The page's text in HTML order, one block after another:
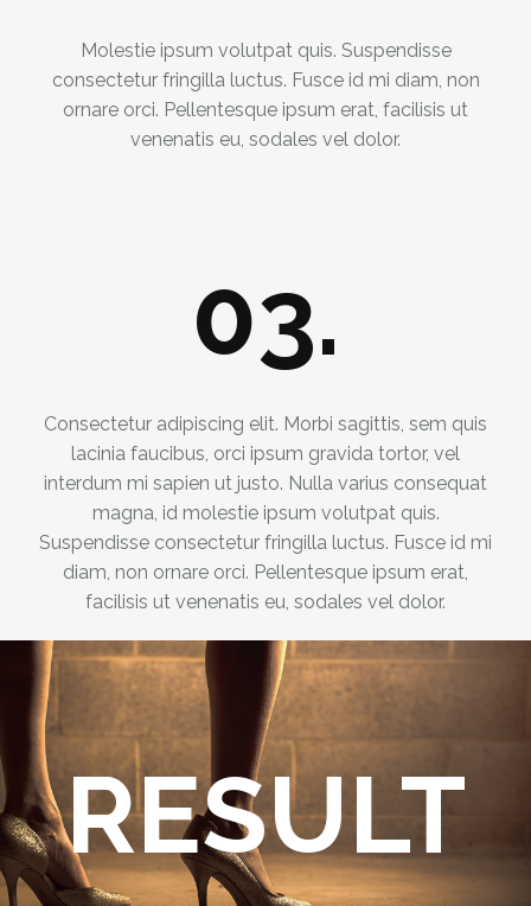
Molestie ipsum volutpat quis. Suspendisse
consectetur fringilla luctus. Fusce id mi diam, non
ornare orci. Pellentesque ipsum erat, facilisis ut
venenatis eu, sodales vel dolor.
03.
Consectetur adipiscing elit. Morbi sagittis, sem quis
lacinia faucibus, orci ipsum gravida tortor, vel
interdum mi sapien ut justo. Nulla varius consequat
magna, id molestie ipsum volutpat quis.
Suspendisse consectetur fringilla luctus. Fusce id mi
diam, non ornare orci. Pellentesque ipsum erat,
facilisis ut venenatis eu, sodales vel dolor.
RESULT